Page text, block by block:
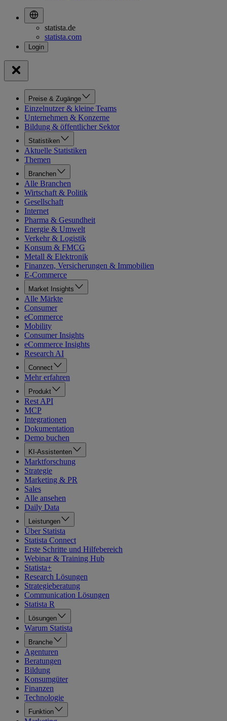
statista.de
statista.com
Preise & Zugänge
Einzelnutzer & kleine Teams
Unternehmen & Konzerne
Bildung & öffentlicher Sektor
Statistiken
Aktuelle Statistiken
Themen
Branchen
Alle Branchen
Wirtschaft & Politik
Gesellschaft
Internet
Pharma & Gesundheit
Energie & Umwelt
Verkehr & Logistik
Konsum & FMCG
Metall & Elektronik
Finanzen, Versicherungen & Immobilien
E-Commerce
Market Insights
Alle Märkte
Consumer
eCommerce
Mobility
Consumer Insights
eCommerce Insights
Research AI
Connect
Mehr erfahren
Produkt
Rest API
MCP
Integrationen
Dokumentation
Demo buchen
KI-Assistenten
Marktforschung
Strategie
Marketing & PR
Sales
Alle ansehen
Daily Data
Leistungen
Über Statista
Statista Connect
Erste Schritte und Hilfebereich
Webinar & Training Hub
Statista+
Research Lösungen
Strategieberatung
Communication Lösungen
Statista R
Lösungen
Warum Statista
Branche
Agenturen
Beratungen
Bildung
Konsumgüter
Finanzen
Technologie
Funktion